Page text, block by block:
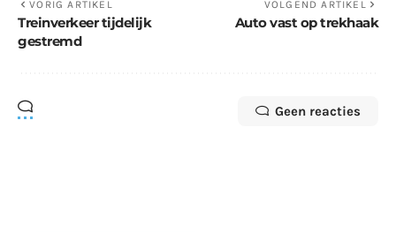
VORIG ARTIKEL
Treinverkeer tijdelijk
gestremd
VOLGEND ARTIKEL
Auto vast op trekhaak
Geen reacties